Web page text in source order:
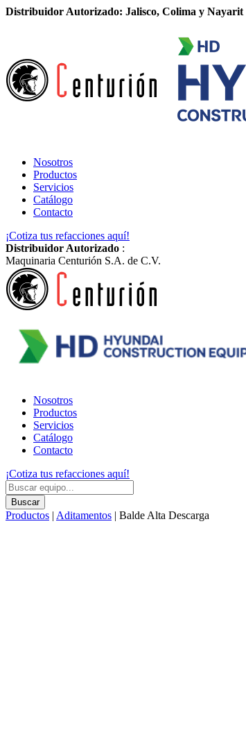
Distribuidor Autorizado: Jalisco, Colima y Nayarit
Nosotros
Productos
Servicios
Catálogo
Contacto
¡Cotiza tus refacciones aquí!
Distribuidor Autorizado :
Maquinaria Centurión S.A. de C.V.
Nosotros
Productos
Servicios
Catálogo
Contacto
¡Cotiza tus refacciones aquí!
Products
search
Buscar
Productos | Aditamentos | Balde Alta Descarga